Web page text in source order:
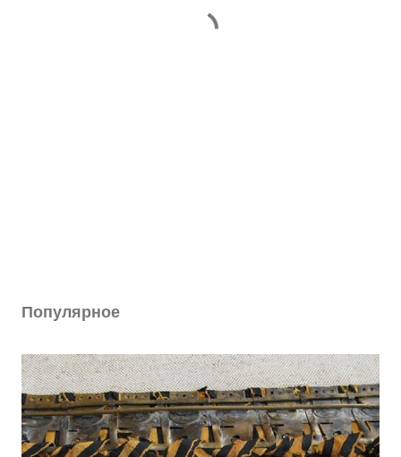
Популярное